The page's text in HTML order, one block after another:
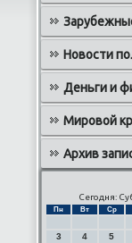
Новости
Деньги и
Мировой
Архив
Сегодня:
Пн Вт Ср
3
4 5